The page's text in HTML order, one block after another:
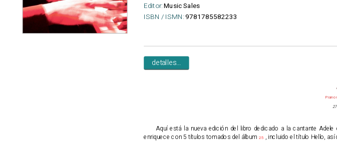
Editor:Music Sales
ISBN / ISMN:9781785582233
detalles...
Piano
Aquí está la nueva edición del libro dedicado a la cantante
enriquece con 5 títulos tomados del álbum 25 , incluido el título Hello,